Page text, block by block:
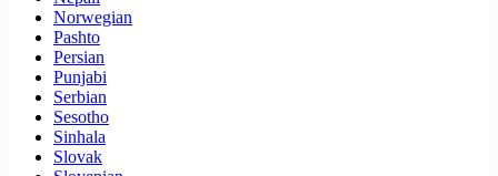
Norwegian
Pashto
Persian
Punjabi
Serbian
Sesotho
Sinhala
Slovak